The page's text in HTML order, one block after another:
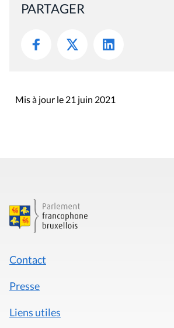
PARTAGER
Mis à jour le 21 juin 2021
Contact
Presse
Liens utiles